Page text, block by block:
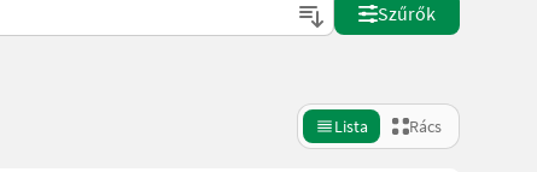
Szűrők
Lista Rács